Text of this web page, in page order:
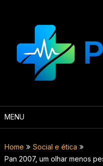
MENU
Home
Social e ética
Pan 2007, um olhar menos